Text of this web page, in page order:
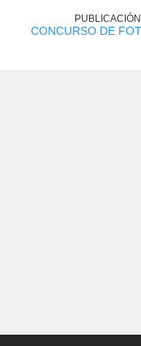
CONCURSO DE